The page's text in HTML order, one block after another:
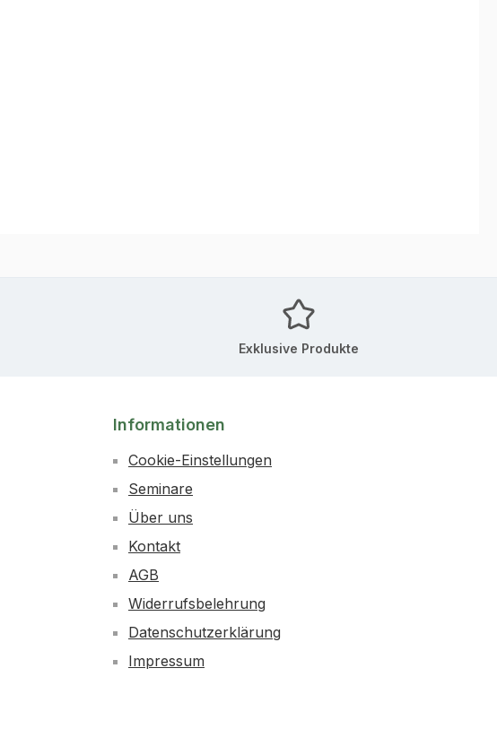
Exklusive Produkte
Informationen
Cookie-Einstellungen
Seminare
Über uns
Kontakt
AGB
Widerrufsbelehrung
Datenschutzerklärung
Impressum